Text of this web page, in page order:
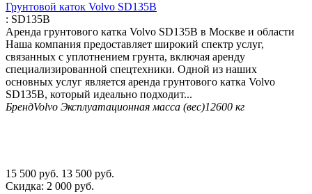
Грунтовой каток Volvo SD135B
: SD135B
Аренда грунтового катка Volvo SD135B в Москве и области
Наша компания предоставляет широкий спектр услуг,
связанных с уплотнением грунта, включая аренду
специализированной спецтехники. Одной из наших
основных услуг является аренда грунтового катка Volvo
SD135B, который идеально подходит...
БрендVolvo Эксплуатационная масса (вес)12600 кг
15 500 руб. 13 500 руб.
Скидка: 2 000 руб.